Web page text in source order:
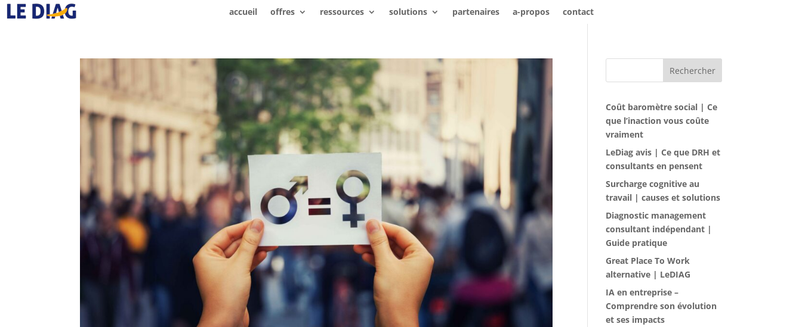
accueil offres ressources solutions partenaires a-propos contact
Rechercher
Coût baromètre social | Ce
que l’inaction vous coûte
vraiment
LeDiag avis | Ce que DRH et
consultants en pensent
Surcharge cognitive au
travail | causes et solutions
Diagnostic management
consultant indépendant |
Guide pratique
Great Place To Work
alternative | LeDIAG
IA en entreprise –
Comprendre son évolution
et ses impacts